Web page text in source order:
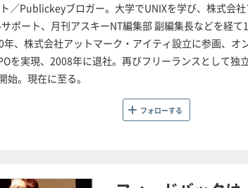
／Publickeyブロガー。大学でUNIXを学び、株式会
ポート、月刊アスキーNT編集部 副編集長などを経
年、株式会社アットマーク・アイティ設立に参画、オ
を実現、2008年に退社。再びフリーランスとして独
。現在に至る。
フォローする